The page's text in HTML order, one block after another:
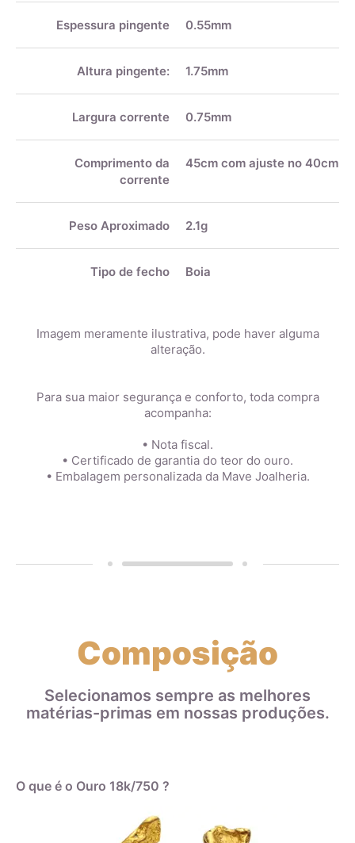
Espessura pingente 0.55mm
Altura pingente: 1.75mm
Largura corrente 0.75mm
Comprimento da
corrente
45cm com ajuste no 40cm
Peso Aproximado 2.1g
Tipo de fecho Boia
Imagem meramente ilustrativa, pode haver alguma
alteração.
Para sua maior segurança e conforto, toda compra
acompanha:
• Nota fiscal.
• Certificado de garantia do teor do ouro.
• Embalagem personalizada da Mave Joalheria.
Composição
Selecionamos sempre as melhores
matérias-primas em nossas produções.
O que é o Ouro 18k/750 ?